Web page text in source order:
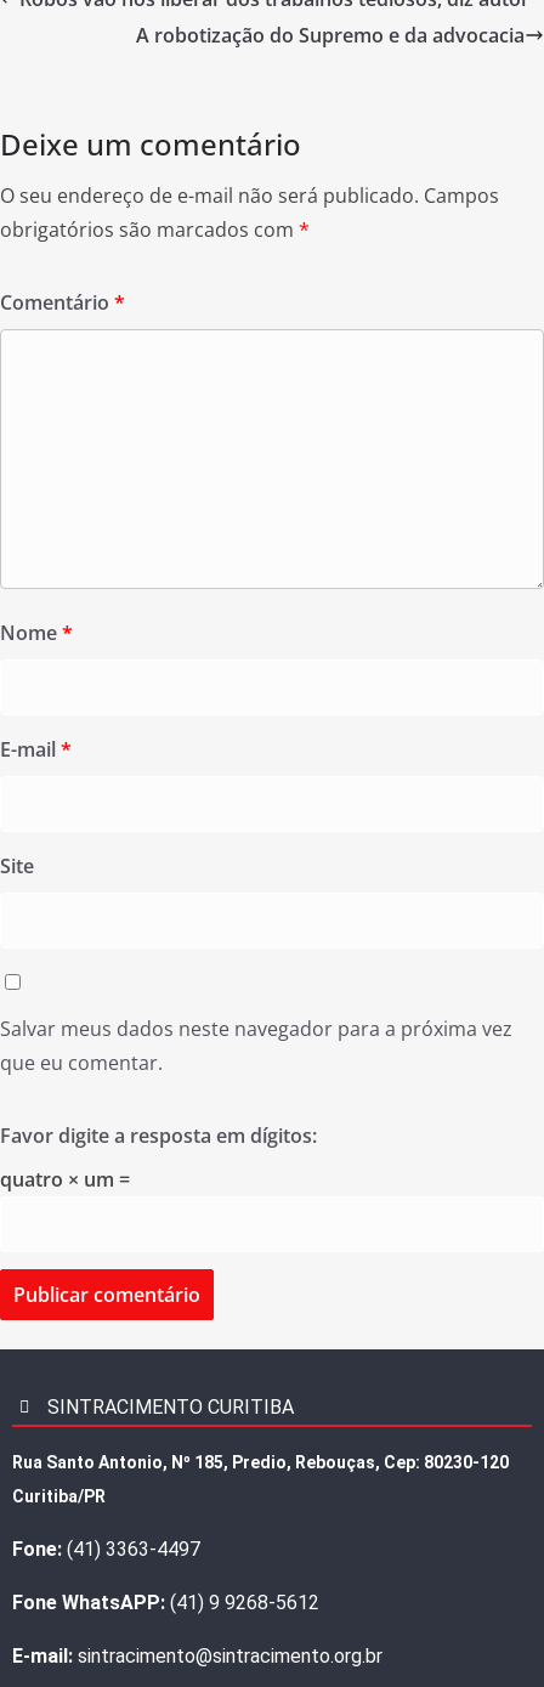
k
A robotização do Supremo e da advocacia
Deixe um comentário
O seu endereço de e-mail não será publicado. Campos
obrigatórios são marcados com *
Comentário *
Nome*
E-mail*
Site
Salvar meus dados neste navegador para a próxima vez
que eu comentar.
Favor digite a resposta em dígitos:
quatro × um =
SINTRACIMENTO CURITIBA
Rua Santo Antonio, Nº 185, Predio, Rebouças, Cep: 80230-120
Curitiba/PR
Fone: (41) 3363-4497
Fone WhatsAPP: (41) 9 9268-5612
E-mail: sintracimento@sintracimento.org.br